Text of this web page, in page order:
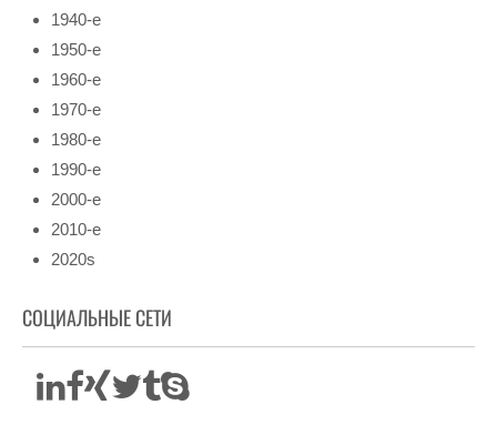
1940-е
1950-е
1960-е
1970-е
1980-е
1990-е
2000-е
2010-е
2020s
СОЦИАЛЬНЫЕ СЕТИ